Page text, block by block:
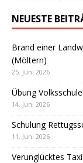
NEUESTE
Brand einer
(Möltern)
25. Juni 2026
Übung Volksschule
14. Juni 2026
Schulung
11. Juni 2026
Verunglücktes